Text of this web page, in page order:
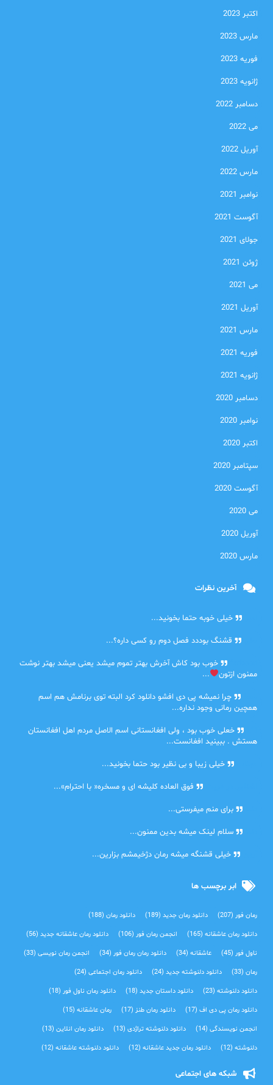
اکتبر 2023
مارس 2023
فوریه 2023
ژانویه 2023
دسامبر 2022
می 2022
آوریل 2022
مارس 2022
نوامبر 2021
آگوست 2021
جولای 2021
ژوئن 2021
می 2021
آوریل 2021
مارس 2021
فوریه 2021
ژانویه 2021
دسامبر 2020
نوامبر 2020
اکتبر 2020
سپتامبر 2020
آگوست 2020
می 2020
آوریل 2020
مارس 2020
آخرین نظرات
خیلی خوبه حتما بخونید...
قشنگ بوددد فصل دوم رو کسی داره؟...
خوب بود کاش آخرش بهتر تموم میشد یعنی میشد بهتر نوشت
ممنون ازتون
...
چرا نمیشه پی دی افشو دانلود کرد البته توی برنامش هم اسم
همچین رمانی وجود نداره...
خعلی خوب بود ، ولی افغانستانی اسم الاصل مردم اهل افغانستان
هستش . ببینید افغانست...
خیلی زیبا و بی نظیر بود حتما بخونید...
فوق العاده کلیشه ای و مسخره« با احترام»...
برای منم میفرستی...
سلام لینک میشه بدین ممنون...
خیلی قشنگه میشه رمان دژخیمشم بزارین...
ابر برچسب ها
رمان فور(207) دانلود رمان جدید(189) دانلود رمان(188)
دانلود رمان عاشقانه(165) انجمن رمان فور(106) دانلود رمان عاشقانه جدید(56)
ناول فور(45) عاشقانه(34) دانلود رمان رمان فور(34) انجمن رمان نویسی(33)
رمان(33) دانلود دلنوشته جدید(24) دانلود رمان اجتماعی‌(24)
دانلود دلنوشته(23) دانلود داستان جدید(18) دانلود رمان ناول فور(18)
دانلود رمان پی دی اف(17) دانلود رمان طنز(17) رمان عاشقانه(15)
انجمن نویسندگی(14) دانلود دلنوشته تراژدی‌(13) دانلود رمان انلاین(13)
دلنوشته(12) دانلود رمان جدید عاشقانه(12) دانلود دلنوشته عاشقانه(12)
شبکه های اجتماعی